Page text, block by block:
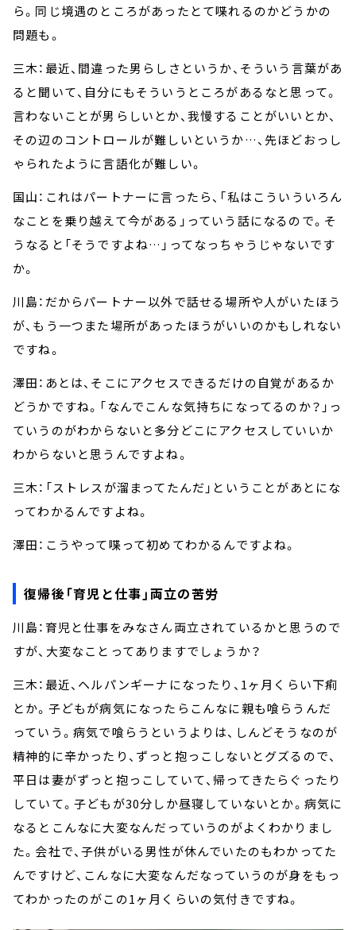
ら。同じ境遇のところがあったとて喋れるのかどうかの
問題も。
三木：最近、間違った男らしさというか、そういう言葉があ
ると聞いて、自分にもそういうところがあるなと思って。
言わないことが男らしいとか、我慢することがいいとか、
その辺のコントロールが難しいというか…、先ほどおっし
ゃられたように言語化が難しい。
国山：これはパートナーに言ったら、「私はこういういろん
なことを乗り越えて今がある」っていう話になるので。そ
うなると「そうですよね…」ってなっちゃうじゃないです
か。
川島：だからパートナー以外で話せる場所や人がいたほう
が、もう一つまた場所があったほうがいいのかもしれない
ですね。
澤田：あとは、そこにアクセスできるだけの自覚があるか
どうかですね。「なんでこんな気持ちになってるのか？」っ
ていうのがわからないと多分どこにアクセスしていいか
わからないと思うんですよね。
三木：「ストレスが溜まってたんだ」ということがあとにな
ってわかるんですよね。
澤田：こうやって喋って初めてわかるんですよね。
復帰後「育児と仕事」両立の苦労
川島：育児と仕事をみなさん両立されているかと思うので
すが、大変なことってありますでしょうか？
三木：最近、ヘルパンギーナになったり、1ヶ月くらい下痢
とか。子どもが病気になったらこんなに親も喰らうんだ
っていう。病気で喰らうというよりは、しんどそうなのが
精神的に辛かったり、ずっと抱っこしないとグズるので、
平日は妻がずっと抱っこしていて、帰ってきたらぐったり
していて。子どもが30分しか昼寝していないとか。病気に
なるとこんなに大変なんだっていうのがよくわかりまし
た。会社で、子供がいる男性が休んでいたのもわかってた
んですけど、こんなに大変なんだなっていうのが身をもっ
てわかったのがこの1ヶ月くらいの気付きですね。